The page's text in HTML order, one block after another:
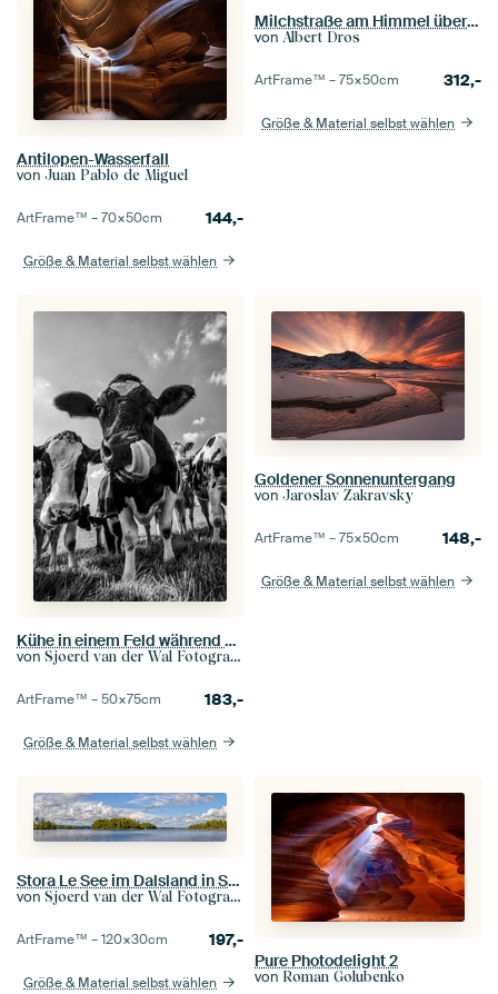
Antilopen-Wasserfall
von Juan Pablo de Miguel
ArtFrame™ –70×50cm 144,-
Größe & Material selbst wählen
Milchstraße am Himmel über Holland
von Albert Dros
ArtFrame™ –75×50cm 312,-
Größe & Material selbst wählen
Kühe in einem Feld während des Sommers in Schwarzweiss
von Sjoerd van der Wal Fotografie
ArtFrame™ –50×75cm 183,-
Größe & Material selbst wählen
Goldener Sonnenuntergang
von Jaroslav Zakravsky
ArtFrame™ –75×50cm 148,-
Größe & Material selbst wählen
Stora Le See im Dalsland in Schweden
von Sjoerd van der Wal Fotografie
ArtFrame™ –120×30cm 197,-
Größe & Material selbst wählen
Pure Photodelight 2
von Roman Golubenko